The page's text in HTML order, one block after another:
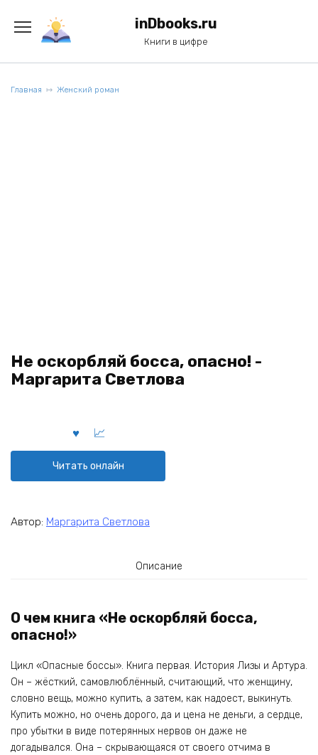
содержанию
inDbooks.ru
Книги в цифре
Главная Женский роман
Не оскорбляй босса, опасно! -
Маргарита Светлова
Читать онлайн
Автор: Маргарита Светлова
Описание
О чем книга «Не оскорбляй босса,
опасно!»
Цикл «Опасные боссы». Книга первая. История Лизы и Артура.
Он – жёсткий, самовлюблённый, считающий, что женщину,
словно вещь, можно купить, а затем, как надоест, выкинуть.
Купить можно, но очень дорого, да и цена не деньги, а сердце,
про убытки в виде потерянных нервов он даже не
догадывался. Она – скрывающаяся от своего отчима в